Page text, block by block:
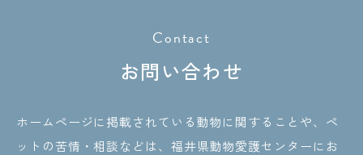
Contact
お問い合わせ
ホームページに掲載されている動物に関することや、ペ
ットの苦情・相談などは、 福井県動物愛護センターにお